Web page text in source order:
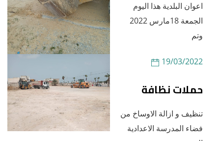
اعوان البلدية هذا اليوم
الجمعة 18مارس 2022
وتم
19/03/2022
حملات نظافة
تنظيف و ازالة الاوساخ من
فضاء المدرسة الاعدادية